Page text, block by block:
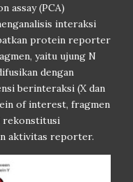
assay (PCA)
interaksi
protein reporter
yaitu ujung N
dengan
berinteraksi (X dan
of interest, fragmen
rekonstitusi
aktivitas reporter.